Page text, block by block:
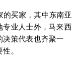
买家，其中东南亚
业人士外，马来西
策代表也齐聚一
。